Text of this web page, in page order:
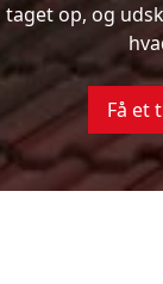
taget op, og
Få et